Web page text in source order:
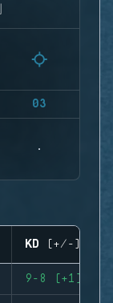
03
KD (+/-)
9-8 (+1)